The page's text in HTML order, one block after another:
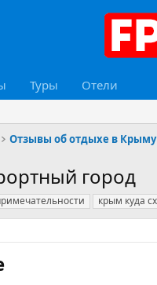
Туры Отели
Отзывы об отдыхе в Крыму
город
крым куда